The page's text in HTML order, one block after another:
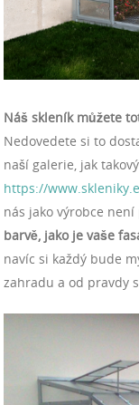
Náš skleník můžete
Nedovedete si to
naší galerie, jak
https://
nás jako výrobce
barvě, jako je vaše
navíc si každý bude
zahradu a od pravdy